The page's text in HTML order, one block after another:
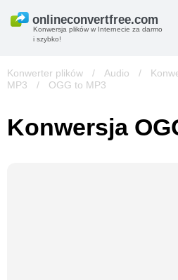
Konwersja plików w Internecie za darmo
i szybko!
Konwerter plików / Audio /
MP3
/ OGG to MP3
Konwersja